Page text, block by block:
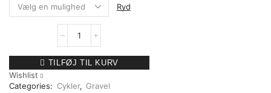
Ryd
TILFØJ TIL KURV
Wishlist
Categories: Cykler, Gravel